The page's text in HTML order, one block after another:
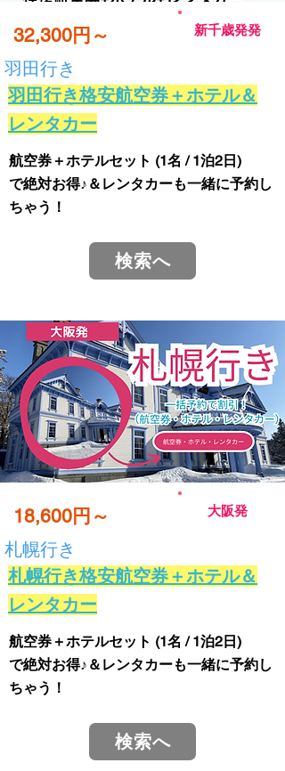
32,300円～ 新千歳発発
羽田行き
羽田行き格安航空券＋ホテル＆
レンタカー
航空券＋ホテルセット (1名 / 1泊2日)
で絶対お得♪＆レンタカーも一緒に予約し
ちゃう！
検索へ
18,600円～ 大阪発
札幌行き
札幌行き格安航空券＋ホテル＆
レンタカー
航空券＋ホテルセット (1名 / 1泊2日)
で絶対お得♪＆レンタカーも一緒に予約し
ちゃう！
検索へ